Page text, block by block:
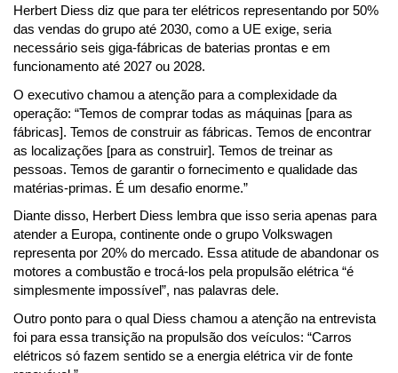
Herbert Diess diz que para ter elétricos representando por 50%
das vendas do grupo até 2030, como a UE exige, seria
necessário seis giga-fábricas de baterias prontas e em
funcionamento até 2027 ou 2028.
O executivo chamou a atenção para a complexidade da
operação: “Temos de comprar todas as máquinas [para as
fábricas]. Temos de construir as fábricas. Temos de encontrar
as localizações [para as construir]. Temos de treinar as
pessoas. Temos de garantir o fornecimento e qualidade das
matérias-primas. É um desafio enorme.”
Diante disso, Herbert Diess lembra que isso seria apenas para
atender a Europa, continente onde o grupo Volkswagen
representa por 20% do mercado. Essa atitude de abandonar os
motores a combustão e trocá-los pela propulsão elétrica “é
simplesmente impossível”, nas palavras dele.
Outro ponto para o qual Diess chamou a atenção na entrevista
foi para essa transição na propulsão dos veículos: “Carros
elétricos só fazem sentido se a energia elétrica vir de fonte